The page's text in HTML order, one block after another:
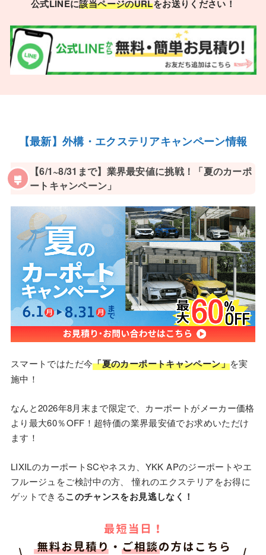
公式LINEに該当ページのURLをお送りください！
【最新】外構・エクステリアキャンペーン情報
【6/1~8/31まで】業界最安値に挑戦！「夏のカーポ
ートキャンペーン」
スマートではただ今「夏のカーポートキャンペーン」を実
施中！
なんと2026年8月末まで限定で、カーポートがメーカー価格
より最大60％OFF！超特価の業界最安値でお求めいただけ
ます！
LIXILのカーポートSCやネスカ、YKK APのジーポートやエ
フルージュをご検討中の方、 憧れのエクステリアをお得に
ゲットできるこのチャンスをお見逃しなく！